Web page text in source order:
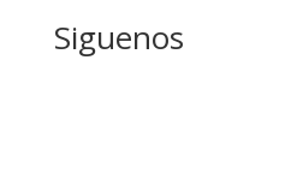
Siguenos